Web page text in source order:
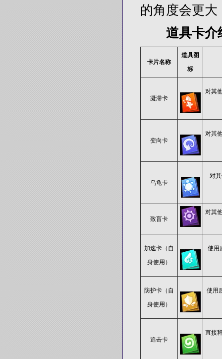
的角度会更
道具卡介
卡片名称
道具图
标
凝滞卡
对其
变向卡
对其
乌龟卡
对
致盲卡
对其
加速卡（自
身使用）
使用
防护卡（自
身使用）
使用
追击卡
直接